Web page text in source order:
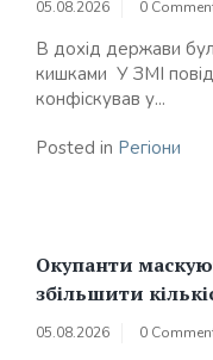
05.08.2026 0
В дохід держави
кишками У ЗМІ
конфіскував у...
Posted in Регіони
Окупанти
збільшити
05.08.2026 0